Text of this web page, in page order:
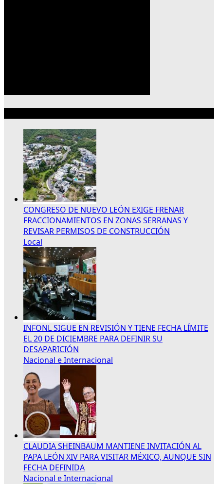
CONGRESO DE NUEVO LEÓN EXIGE FRENAR
FRACCIONAMIENTOS EN ZONAS SERRANAS Y
REVISAR PERMISOS DE CONSTRUCCIÓN
Local
INFONL SIGUE EN REVISIÓN Y TIENE FECHA LÍMITE
EL 20 DE DICIEMBRE PARA DEFINIR SU
DESAPARICIÓN
Nacional e Internacional
CLAUDIA SHEINBAUM MANTIENE INVITACIÓN AL
PAPA LEÓN XIV PARA VISITAR MÉXICO, AUNQUE SIN
FECHA DEFINIDA
Nacional e Internacional